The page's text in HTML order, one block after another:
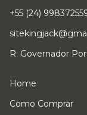
+55 (24)
R. Governador
Home
Como Comprar